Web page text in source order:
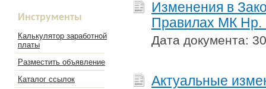
Инструменты
Калькулятор заработной
платы
Разместить объявление
Каталог ссылок
Изменения в
Правилах МК Нр.
Дата документа:
Актуальные